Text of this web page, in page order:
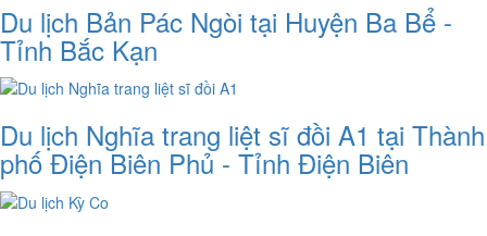
Du lịch Bản Pác Ngòi tại Huyện Ba Bể -
Tỉnh Bắc Kạn
Du lịch Nghĩa trang liệt sĩ đồi A1 tại Thành
phố Điện Biên Phủ - Tỉnh Điện Biên